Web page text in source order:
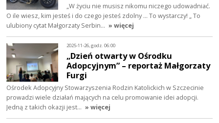
„W życiu nie musisz nikomu niczego udowadniać.
O ile wiesz, kim jesteś i do czego jesteś zdolny ... To wystarczy! „ To
ulubiony cytat Małgorzaty Serbin… » więcej
2025-11-26, godz. 06:00
„Dzień otwarty w Ośrodku
Adopcyjnym” – reportaż Małgorzaty
Furgi
Ośrodek Adopcyjny Stowarzyszenia Rodzin Katolickich w Szczecinie
prowadzi wiele działań mających na celu promowanie idei adopcji.
Jedną z takich okazji jest… » więcej